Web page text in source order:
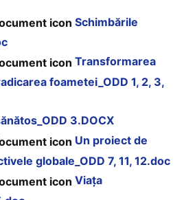
Schimbările
Transformarea
foametei_ODD 1, 2, 3,
3.DOCX
Un proiect de
globale_ODD 7, 11, 12.doc
Viaţa